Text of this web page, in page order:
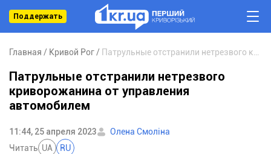
Поддержать
Главная Кривой Рог
Патрульные отстранили нетрезвого
криворожанина от управления
автомобилем
11:44, 25 апреля 2023
Олена Смоліна
Читать UA RU